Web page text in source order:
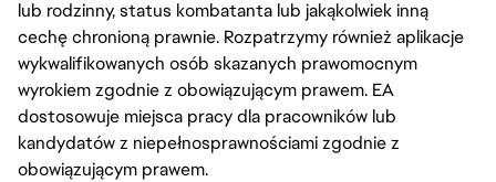
lub rodzinny, status kombatanta lub jakąkolwiek inną
cechę chronioną prawnie. Rozpatrzymy również aplikacje
wykwalifikowanych osób skazanych prawomocnym
wyrokiem zgodnie z obowiązującym prawem. EA
dostosowuje miejsca pracy dla pracowników lub
kandydatów z niepełnosprawnościami zgodnie z
obowiązującym prawem.